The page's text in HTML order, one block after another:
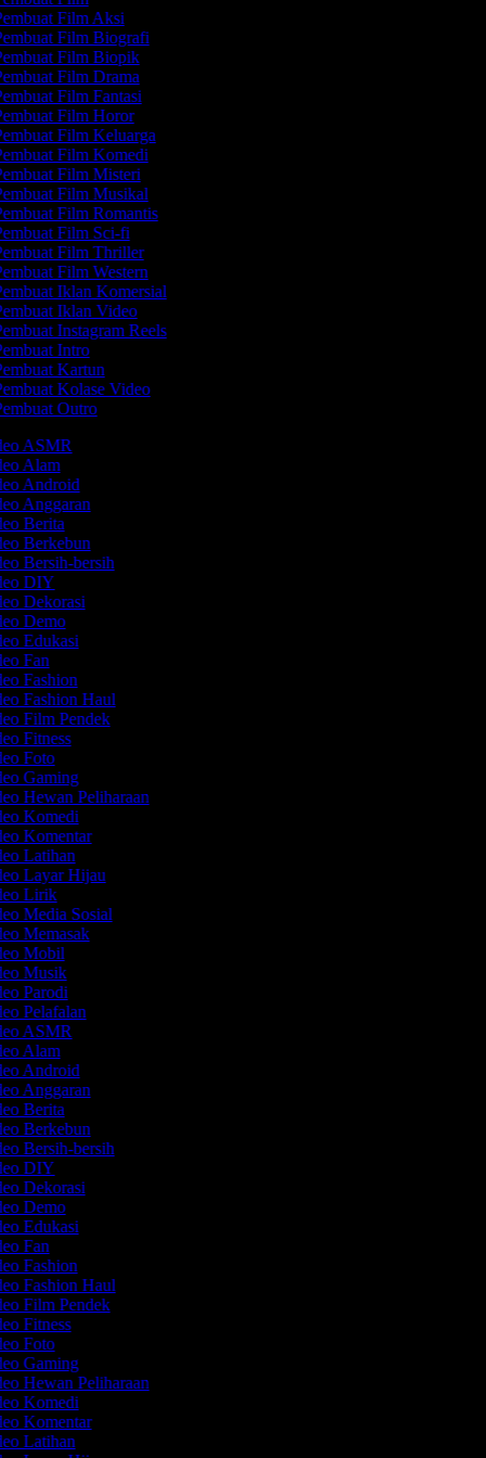
Film Aksi
Film Biografi
Film Biopik
Film Drama
Film Fantasi
Film Horor
Film Keluarga
Film Komedi
Film Misteri
Film Musikal
Film Romantis
Film Sci-fi
Film Thriller
Film Western
Iklan Komersial
Iklan Video
Instagram Reels
Intro
Kartun
Kolase Video
Outro
ASMR
Alam
Android
Anggaran
Berita
Berkebun
Bersih-bersih
DIY
Dekorasi
Demo
Edukasi
Fan
Fashion
Fashion Haul
Film Pendek
Fitness
Foto
Gaming
Hewan Peliharaan
Komedi
Komentar
Latihan
Layar Hijau
Lirik
Media Sosial
Memasak
Mobil
Musik
Parodi
Pelafalan
ASMR
Alam
Android
Anggaran
Berita
Berkebun
Bersih-bersih
DIY
Dekorasi
Demo
Edukasi
Fan
Fashion
Fashion Haul
Film Pendek
Fitness
Foto
Gaming
Hewan Peliharaan
Komedi
Komentar
Latihan